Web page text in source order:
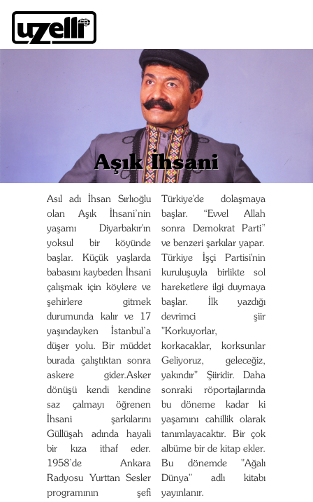
Aşık İhsani
Asıl adı İhsan Sırlıoğlu
olan Aşık İhsani’nin
yaşamı Diyarbakır'ın
yoksul bir köyünde
başlar. Küçük yaşlarda
babasını kaybeden İhsani
çalışmak için köylere ve
şehirlere gitmek
durumunda kalır ve 17
yaşındayken İstanbul’a
düşer yolu. Bir müddet
burada çalıştıktan sonra
askere gider.Asker
dönüşü kendi kendine
saz çalmayı öğrenen
İhsani şarkılarını
Güllüşah adında hayali
bir kıza ithaf eder.
1958’de Ankara
Radyosu Yurttan Sesler
programının şefi
Türkiye'de dolaşmaya
başlar. “Evvel Allah
sonra Demokrat Parti”
ve benzeri şarkılar yapar.
Türkiye İşçi Partisi'nin
kuruluşuyla birlikte sol
hareketlere ilgi duymaya
başlar. İlk yazdığı
devrimci şiir
"Korkuyorlar,
korkacaklar, korksunlar
Geliyoruz, geleceğiz,
yakındır" Şiiridir. Daha
sonraki röportajlarında
bu döneme kadar ki
yaşamını cahillik olarak
tanımlayacaktır. Bir çok
albüme bir de kitap ekler.
Bu dönemde "Ağalı
Dünya" adlı kitabı
yayınlanır.